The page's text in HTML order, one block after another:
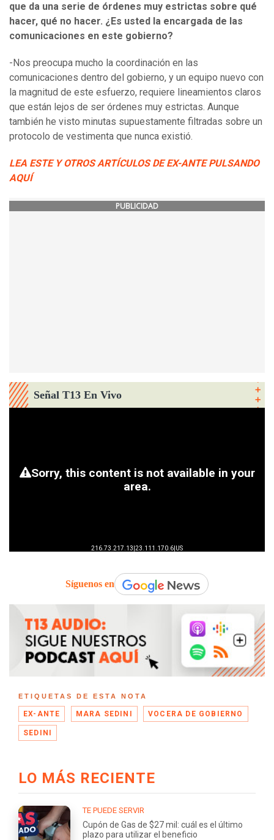
que da una serie de órdenes muy estrictas sobre qué
hacer, qué no hacer. ¿Es usted la encargada de las
comunicaciones en este gobierno?
-Nos preocupa mucho la coordinación en las
comunicaciones dentro del gobierno, y un equipo nuevo con
la magnitud de este esfuerzo, requiere lineamientos claros
que están lejos de ser órdenes muy estrictas. Aunque
también he visto minutas supuestamente filtradas sobre un
protocolo de vestimenta que nunca existió.
LEA ESTE Y OTROS ARTÍCULOS DE EX-ANTE PULSANDO
AQUÍ
PUBLICIDAD
Señal T13 En Vivo
Síguenos en
ETIQUETAS DE ESTA NOTA
EX-ANTE MARA SEDINI VOCERA DE GOBIERNO
SEDINI
LO MÁS RECIENTE
TE PUEDE SERVIR
Cupón de Gas de $27 mil: cuál es el último
plazo para utilizar el beneficio